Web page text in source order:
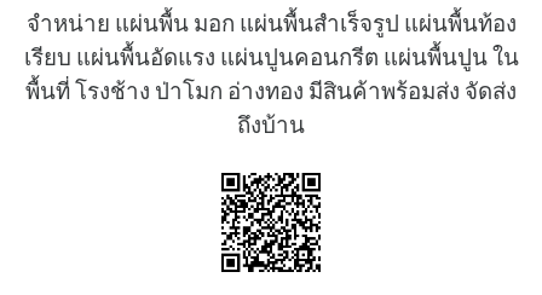
จำหน่าย แผ่นพื้น มอก แผ่นพื้นสำเร็จรูป แผ่นพื้นท้อง
เรียบ แผ่นพื้นอัดแรง แผ่นปูนคอนกรีต แผ่นพื้นปูน ใน
พื้นที่ โรงช้าง ป่าโมก อ่างทอง มีสินค้าพร้อมส่ง จัดส่ง
ถึงบ้าน